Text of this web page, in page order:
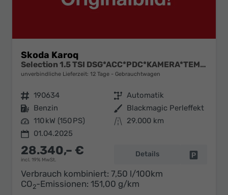
Skoda Karoq
Selection 1.5 TSI DSG*ACC*PDC*KAMERA*TEMPOMAT*LED*SMARTLINK*KLIMA*RADIO*17-ZOLL
unverbindliche Lieferzeit: 12 Tage Gebrauchtwagen
Fahrzeugnr. 190634 Getriebe Automatik
Kraftstoff Benzin Außenfarbe Blackmagic Perleffekt
Leistung 110 kW (150 PS) Kilometerstand
29.000 km
01.04.2025
28.340,– €
incl. 19% MwSt.
Details
Verbrauch kombiniert: 7,50 l/100km
CO2-Emissionen: 151,00 g/km